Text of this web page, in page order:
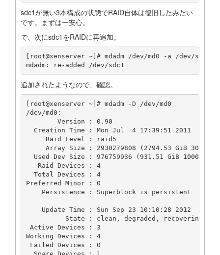
sdc1が無い3本構成の状態でRAID自体は復旧したみたい
です。まずは一安心。
で、次にsdc1をRAIDに再追加。
[root@xenserver ~]# mdadm /dev/md0 -a /dev/sdc1
追加されたようなので、確認。
[root@xenserver ~]# mdadm -D /dev/md0
/dev/md0:
        Version : 0.90
  Creation Time : Mon Jul  4 17:39:51 2011
     Raid Level : raid5
Array Size : 2930279808 (2794.53 GiB 3000.61
Used Dev Size : 976759936 (931.51 GiB 1000.20
   Raid Devices : 4
  Total Devices : 4
Preferred Minor : 0
    Persistence : Superblock is persistent
    Update Time : Sun Sep 23 10:10:28 2012
          State : clean, degraded, recovering
Active Devices : 3
Working Devices : 4
Failed Devices : 0
  Spare Devices : 1